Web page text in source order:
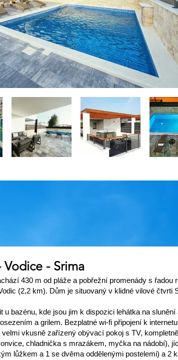
- Srima
430 m od pláže a pobřežní promenády s
(2,2 km). Dům je situovaný v klidné vilové
u bazénu, kde jsou jim k dispozici lehátka na
a grilem. Bezplatné wi-fi připojení k
vkusně zařízený obývací pokoj s TV,
chladnička s mrazákem, myčka na nádobí),
lůžkem a 1 se dvěma oddělenými postelemi) a 2